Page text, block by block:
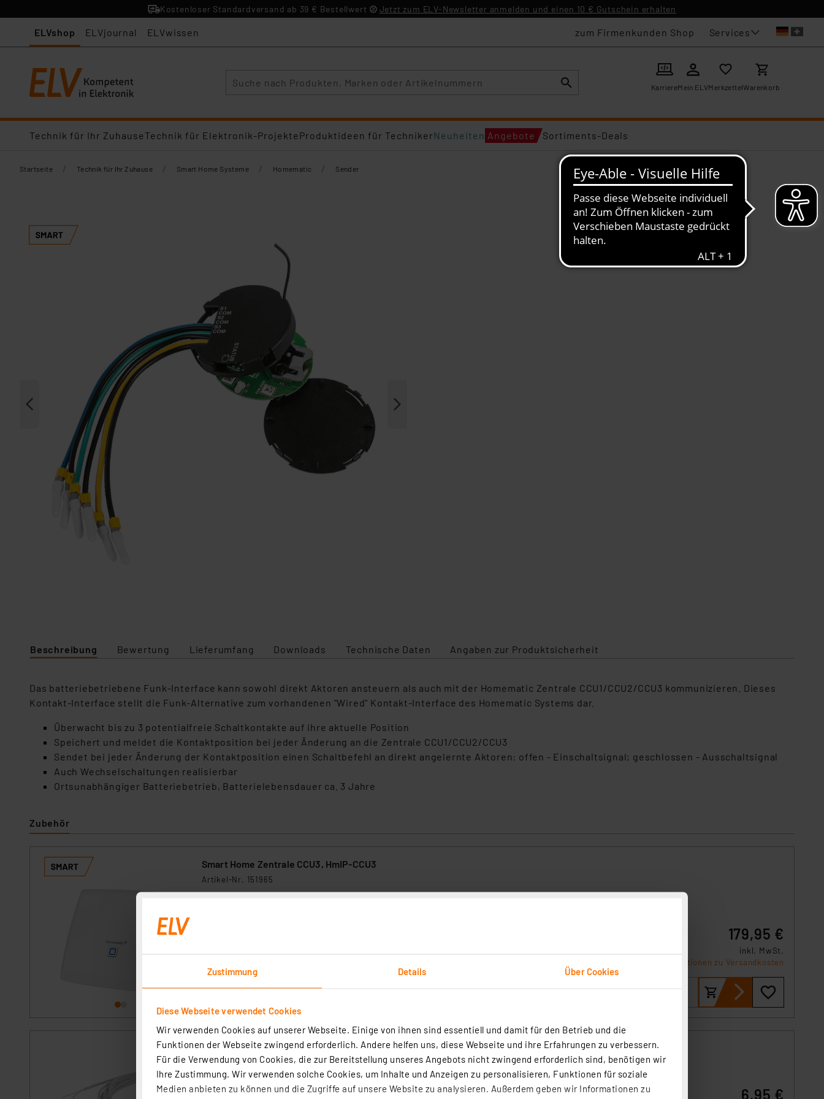
Zustimmung Details Über Cookies
Diese Webseite verwendet Cookies
Wir verwenden Cookies auf unserer Webseite. Einige von ihnen sind essentiell und damit für den Betrieb und die
Funktionen der Webseite zwingend erforderlich. Andere helfen uns, diese Webseite und ihre Erfahrungen zu verbessern.
Für die Verwendung von Cookies, die zur Bereitstellung unseres Angebots nicht zwingend erforderlich sind, benötigen wir
Ihre Zustimmung. Wir verwenden solche Cookies, um Inhalte und Anzeigen zu personalisieren, Funktionen für soziale
Medien anbieten zu können und die Zugriffe auf unsere Website zu analysieren. Außerdem geben wir Informationen zu
Kostenloser Standardversand ab 39 € Bestellwert Jetzt zum ELV-Newsletter anmelden und einen 10 € Gutschein erhalten
ELVshop ELVjournal ELVwissen zum Firmenkunden Shop Services
KarriereMein ELVMerkzettelWarenkorb
Technik für Ihr ZuhauseTechnik für Elektronik-ProjekteProduktideen für TechnikerNeuheiten Angebote Sortiments-Deals
Startseite / Technik für Ihr Zuhause / Smart Home Systeme / Homematic / Sender
Beschreibung Bewertung Lieferumfang Downloads Technische Daten Angaben zur Produktsicherheit
Das batteriebetriebene Funk-Interface kann sowohl direkt Aktoren ansteuern als auch mit der Homematic Zentrale CCU1/CCU2/CCU3 kommunizieren. Dieses
Kontakt-Interface stellt die Funk-Alternative zum vorhandenen "Wired" Kontakt-Interface des Homematic Systems dar.
Überwacht bis zu 3 potentialfreie Schaltkontakte auf ihre aktuelle Position
Speichert und meldet die Kontaktposition bei jeder Änderung an die Zentrale CCU1/CCU2/CCU3
Sendet bei jeder Änderung der Kontaktposition einen Schaltbefehl an direkt angelernte Aktoren: offen - Einschaltsignal; geschlossen - Ausschaltsignal
Auch Wechselschaltungen realisierbar
Ortsunabhängiger Batteriebetrieb, Batterielebensdauer ca. 3 Jahre
Zubehör
Smart Home Zentrale CCU3, HmIP-CCU3
Artikel-Nr. 151965
sofort versandfertig - Lieferzeit: 1-2 Werktage²
179,95 €
inkl. MwSt.
Informationen zu Versandkosten
Ein-/Aufbau-Alarmkontakt, Magnet-Reedkontakt für Fenster- und Türrahmen, weiß
Artikel-Nr. 039883
1 2 3 4 5 (1) 6,95 €